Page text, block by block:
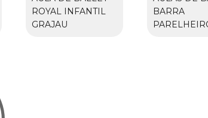
ROYAL INFANTIL
GRAJAU
BARRA